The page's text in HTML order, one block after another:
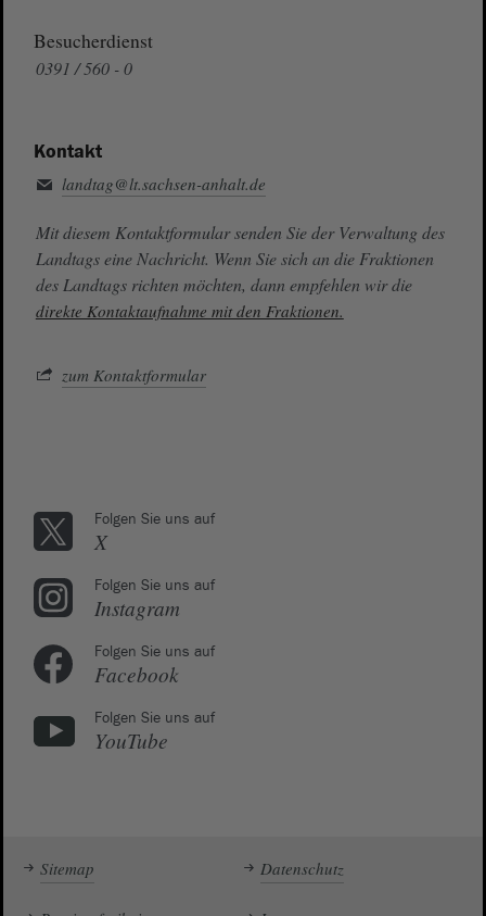
Besucherdienst
0391 / 560 - 0
Kontakt
landtag@lt.sachsen-anhalt.de
Mit diesem Kontaktformular senden Sie der Verwaltung des
Landtags eine Nachricht. Wenn Sie sich an die Fraktionen
des Landtags richten möchten, dann empfehlen wir die
direkte Kontaktaufnahme mit den Fraktionen.
zum Kontaktformular
Folgen Sie uns auf
X
Folgen Sie uns auf
Instagram
Folgen Sie uns auf
Facebook
Folgen Sie uns auf
YouTube
Sitemap Datenschutz